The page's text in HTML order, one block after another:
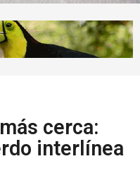
cerca:
interlínea